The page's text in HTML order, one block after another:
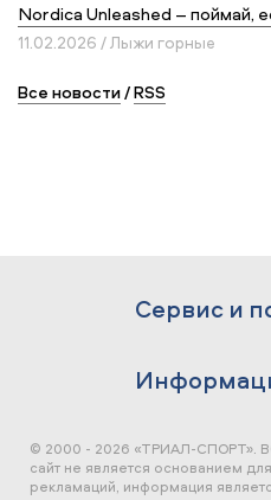
Nordica Unleashed – поймай,
11.02.2026 / Лыжи горные
Все новости/RSS
Сервис и
© 2000 - 2026 «ТРИАЛ-СПОРТ».
сайт не является основанием
рекламаций, информация